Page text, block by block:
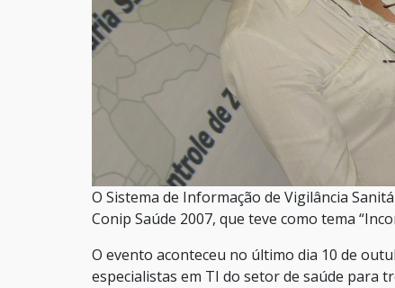
O Sistema de Informação de Vigilância
Conip Saúde 2007, que teve como tema
O evento aconteceu no último dia 10 de
especialistas em TI do setor de saúde para